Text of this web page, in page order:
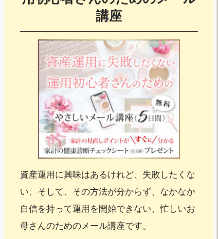
講座
資産運用に興味はあるけれど、失敗したくな
い、そして、その方法が分からず、なかなか
自信を持って運用を開始できない、忙しいお
母さんのためのメール講座です。